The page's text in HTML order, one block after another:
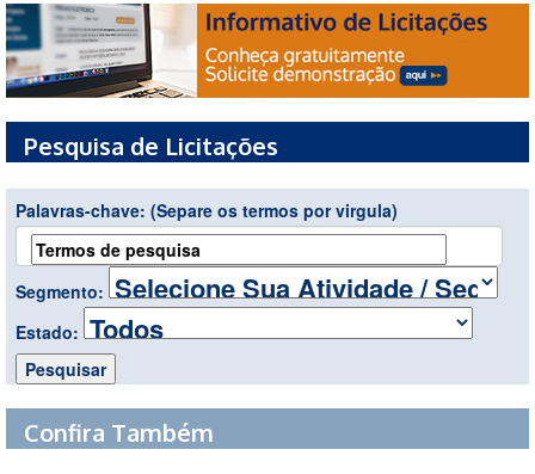
Pesquisa de Licitações
Palavras-chave: (Separe os termos por virgula)
Segmento:
Estado:
Confira Também